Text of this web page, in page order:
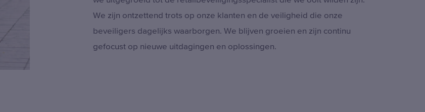
We zijn ontzettend trots op onze klanten en de veiligheid die onze
beveiligers dagelijks waarborgen. We blijven groeien en zijn continu
gefocust op nieuwe uitdagingen en oplossingen.